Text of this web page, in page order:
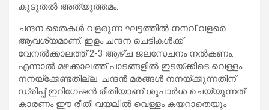
കൂടുതൽ അത്യുത്തമം.
ചന്ദന തൈകൾ വളരുന്ന ഘട്ടത്തിൽ നനവ് വളരെ
ആവശ്യമാണ്. ഇളം ചന്ദന ചെടികൾക്ക്
വേനൽക്കാലത്ത് 2-3 ആഴ്ച ജലസേചനം നൽകണം.
എന്നാൽ മഴക്കാലത്ത് പാടങ്ങളിൽ ഇടയ്ക്കിടെ വെള്ളം
നനയ്ക്കേണ്ടതില്ല. ചന്ദൻ മരങ്ങൾ നനയ്ക്കുന്നതിന്
ഡ്രിപ്പ് ഇറിഗേഷൻ രീതിയാണ് ശുപാർശ ചെയ്യുന്നത്.
കാരണം ഈ രീതി വയലിൽ വെള്ളം കയറാതെയും